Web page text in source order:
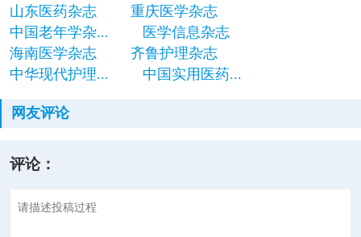
山东医药杂志
重庆医学杂志
中国老年学杂...
医学信息杂志
海南医学杂志
齐鲁护理杂志
中华现代护理...
中国实用医药...
网友评论
评论：